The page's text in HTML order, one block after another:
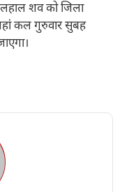
शव को जिला
कल गुरुवार सुबह